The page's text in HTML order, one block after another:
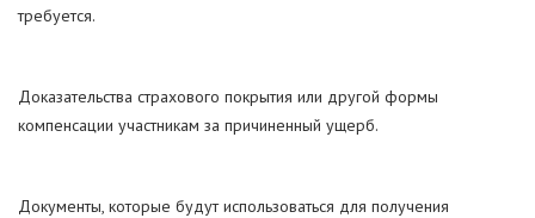
требуется.
Доказательства страхового покрытия или другой формы
компенсации участникам за причиненный ущерб.
Документы, которые будут использоваться для получения